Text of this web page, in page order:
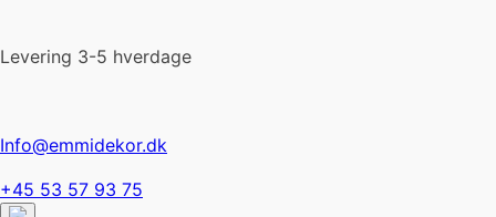
Levering 3-5 hverdage
Info@emmidekor.dk
+45 53 57 93 75